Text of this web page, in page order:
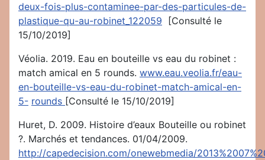
deux-fois-plus-contaminee-par-des-particules-de-
plastique-qu-au-robinet_122059 [Consulté le
15/10/2019]
Véolia. 2019. Eau en bouteille vs eau du robinet :
match amical en 5 rounds. www.eau.veolia.fr/eau-
en-bouteille-vs-eau-du-robinet-match-amical-en-
5- rounds [Consulté le 15/10/2019]
Huret, D. 2009. Histoire d’eaux Bouteille ou robinet
?. Marchés et tendances. 01/04/2009.
http://capedecision.com/onewebmedia/